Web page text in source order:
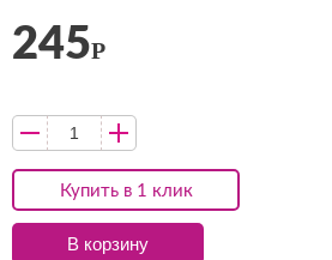
Купить в 1 клик
245Р
В корзину